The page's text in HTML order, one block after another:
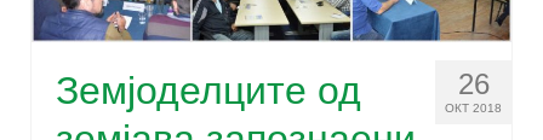
26
ОКТ 2018
Земјоделците од